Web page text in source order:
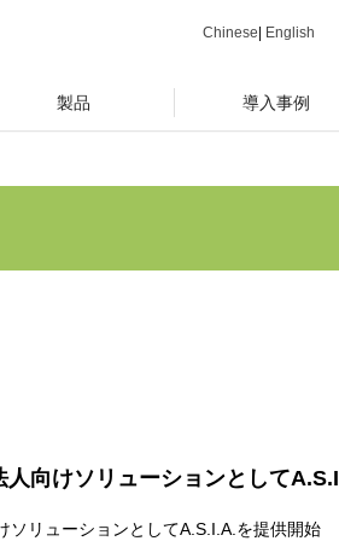
Chinese English
製品 導入事例
人向けソリューションとして
ソリューションとしてA.S.I.A.を提供開始